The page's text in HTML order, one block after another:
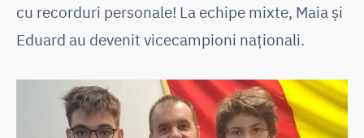
cu recorduri personale! La echipe mixte, Maia și
Eduard au devenit vicecampioni naționali.